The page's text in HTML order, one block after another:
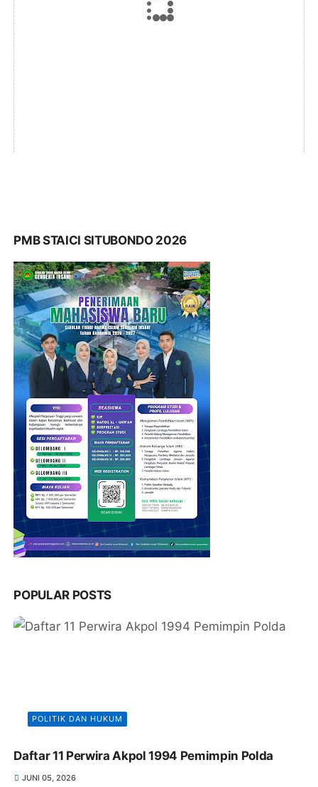
PMB STAICI SITUBONDO 2026
POPULAR POSTS
POLITIK DAN HUKUM
Daftar 11 Perwira Akpol 1994 Pemimpin Polda
JUNI 05, 2026